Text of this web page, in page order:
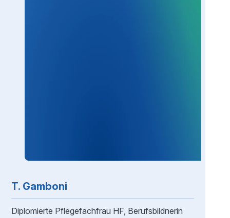
T. Gamboni
Diplomierte Pflegefachfrau HF, Berufsbildnerin